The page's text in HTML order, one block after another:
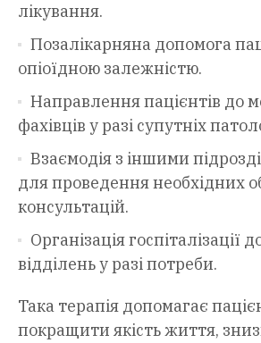
лікування.
Позалікарняна допомога
опіоїдною залежністю.
Направлення пацієнтів до
фахівців у разі супутніх
Взаємодія з іншими
для проведення необхідних
консультацій.
Організація госпіталізації
відділень у разі потреби.
Така терапія допомагає
покращити якість життя,